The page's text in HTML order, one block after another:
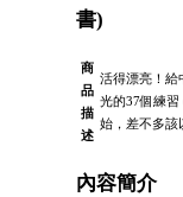
書)
商
品
描
述
活得漂亮！給
光的37個練習
始，差不多該
內容簡介